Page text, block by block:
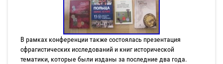
В рамках конференции также состоялась презентация
сфрагистических исследований и книг исторической
тематики, которые были изданы за последние два года.